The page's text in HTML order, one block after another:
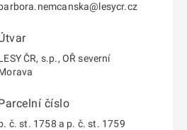
ČR, s.p., OŘ severní
číslo
č. st. 1758 a p. č. st. 1759